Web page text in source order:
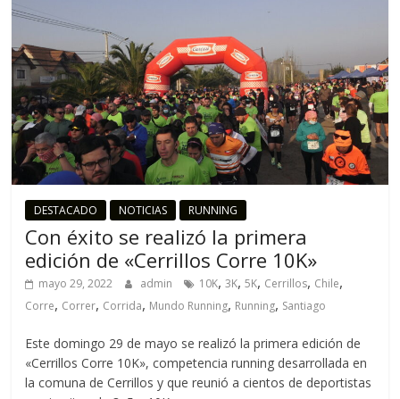
DESTACADO NOTICIAS RUNNING
Con éxito se realizó la primera
edición de «Cerrillos Corre 10K»
mayo 29, 2022 admin 10K,3K,5K, Cerrillos, Chile,
Corre, Correr, Corrida, Mundo Running, Running, Santiago
Este domingo 29 de mayo se realizó la primera edición de
«Cerrillos Corre 10K», competencia running desarrollada en
la comuna de Cerrillos y que reunió a cientos de deportistas